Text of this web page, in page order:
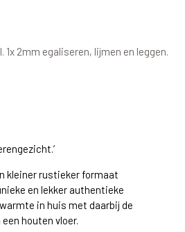
1x 2mm egaliseren, lijmen en leggen.
kleiner rustieker formaat
en lekker authentieke
in huis met daarbij de
houten vloer.